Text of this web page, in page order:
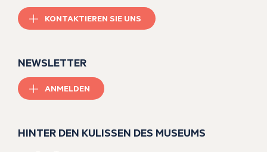
KONTAKTIEREN SIE UNS
NEWSLETTER
ANMELDEN
HINTER DEN KULISSEN DES MUSEUMS